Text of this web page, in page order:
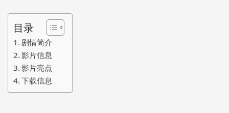
目录
剧情简介
影片信息
影片亮点
下载信息